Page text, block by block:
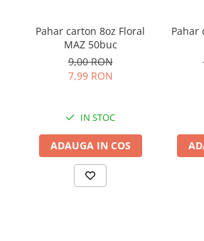
Pahar carton 8oz Floral
MAZ 50buc
9,00 RON
7,99 RON
IN STOC
ADAUGA IN COS
Pahar